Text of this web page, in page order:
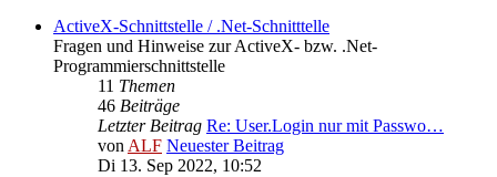
ActiveX-Schnittstelle / .Net-Schnitttelle
Fragen und Hinweise zur ActiveX- bzw. .Net-
Programmierschnittstelle
11 Themen
46 Beiträge
Letzter Beitrag Re: User.Login nur mit Passwo…
vonALF Neuester Beitrag
Di 13. Sep 2022, 10:52